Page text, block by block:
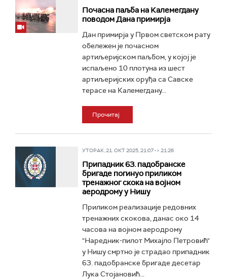
Почасна паљба на Калемегдану
поводом Дана примирја
Дан примирја у Првом светском рату
обележен је почасном
артиљеријском паљбом, у којој је
испаљено 10 плотуна из шест
артиљеријских оруђа са Савске
терасе на Калемегдану...
Прочитај
УТОРАК, 21. ОКТ 2025, 21:07 -> 21:26
Припадник 63. падобранске
бригаде погинуо приликом
тренажног скока на војном
аеродрому у Нишу
Приликом реализације редовних
тренажних скокова, данас око 14
часова на војном аеродрому
"Наредник-пилот Михајло Петровић"
у Нишу смртно је страдао припадник
63. падобранске бригаде десетар
Лука Стојановић...